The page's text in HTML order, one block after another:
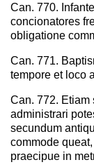
Can. 770.
concionatores
obligatione
Can. 771.
tempore et loco
Can. 772.
administrari
secundum
commode
praecipue in